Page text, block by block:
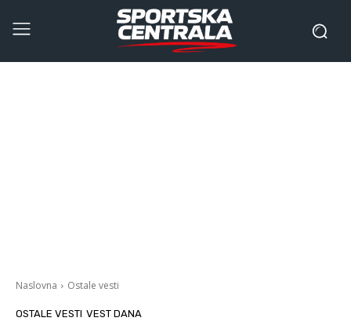
Naslovna Ostale vesti
OSTALE VESTI VEST DANA